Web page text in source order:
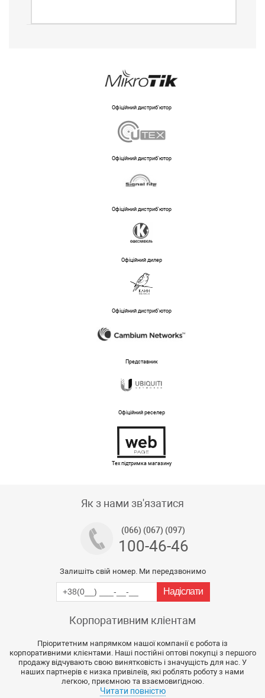
Офіційний дистриб'ютор
Офіційний дистриб'ютор
Офіційний дистриб'ютор
Офіційний дилер
Офіційний дистриб'ютор
Представник
Офіційний реселер
Тех підтримка магазину
Як з нами зв'язатися
(066) (067) (097)
100-46-46
Залишіть свій номер. Ми передзвонимо
Корпоративним кліентам
Пріоритетним напрямком нашої компанії є робота із
корпоративними клієнтами. Наші постійні оптові покупці з першого
продажу відчувають свою винятковість і значущість для нас. У
наших партнерів є низка привілеїв, які роблять роботу з нами
легкою, приємною та взаємовигідною.
Читати повністю